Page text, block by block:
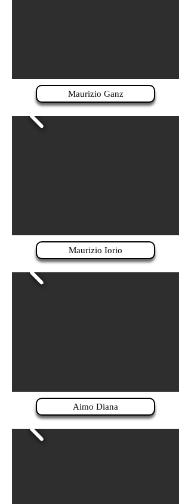
Maurizio Ganz
Maurizio Iorio
Aimo Diana